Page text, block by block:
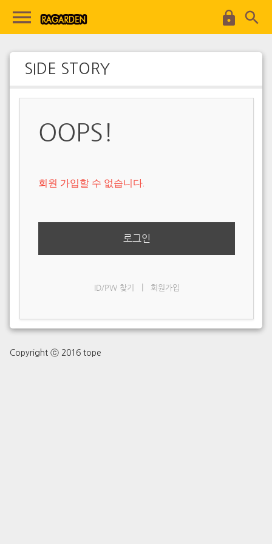
SIDE STORY
OOPS!
회원 가입할 수 없습니다.
로그인
ID/PW 찾기 회원가입
Copyright ⓒ 2016 tope